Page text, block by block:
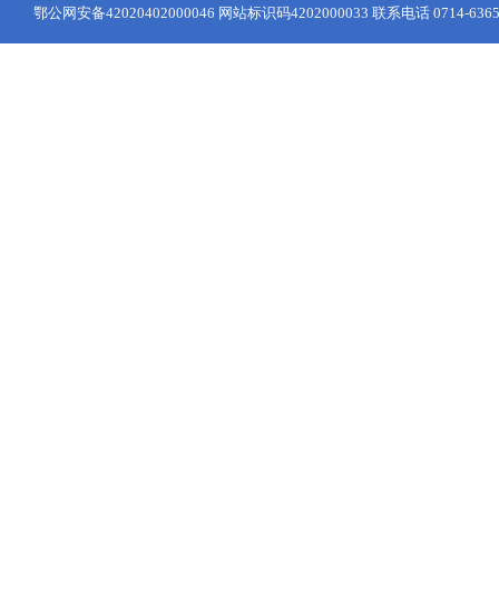
鄂公网安备42020402000046 网站标识码4202000033 联系电话 0714-